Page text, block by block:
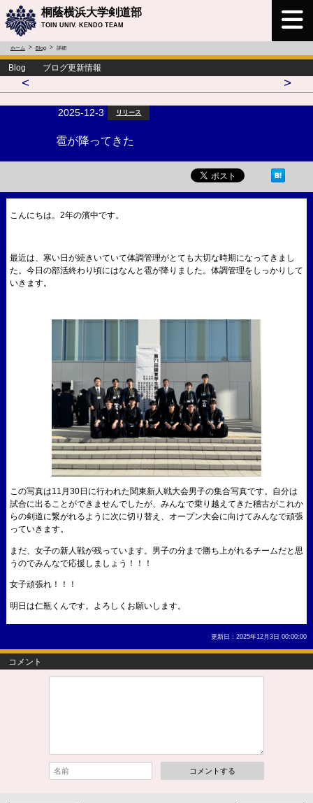
桐蔭横浜大学剣道部
TOIN UNIV. KENDO TEAM
ホーム Blog 詳細
Blog ブログ更新情報
< >
2025-12-3 リリース
雹が降ってきた
こんにちは。2年の濱中です。
最近は、寒い日が続きいていて体調管理がとても大切な時期になってきまし
た。今日の部活終わり頃にはなんと雹が降りました。体調管理をしっかりして
いきます。
この写真は11月30日に行われた関東新人戦大会男子の集合写真です。自分は
試合に出ることができませんでしたが、みんなで乗り越えてきた稽古がこれか
らの剣道に繋がれるように次に切り替え、オープン大会に向けてみんなで頑張
っていきます。
まだ、女子の新人戦が残っています。男子の分まで勝ち上がれるチームだと思
うのでみんなで応援しましょう！！！
女子頑張れ！！！
明日は仁瓶くんです。よろしくお願いします。
更新日：2025年12月3日 00:00:00
コメント
コメントする